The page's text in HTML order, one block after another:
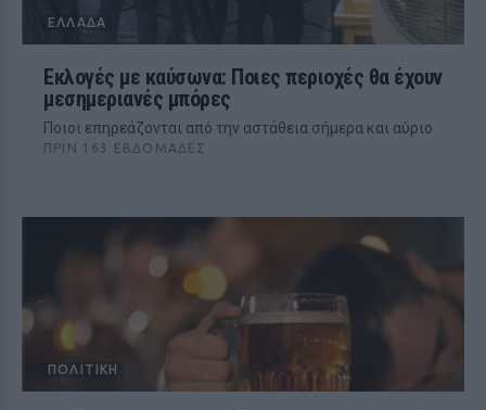
ΕΛΛΆΔΑ
Εκλογές με καύσωνα: Ποιες περιοχές θα έχουν
μεσημεριανές μπόρες
Ποιοι επηρεάζονται από την αστάθεια σήμερα και αύριο
ΠΡΙΝ 163 ΕΒΔΟΜΆΔΕΣ
ΠΟΛΙΤΙΚΉ